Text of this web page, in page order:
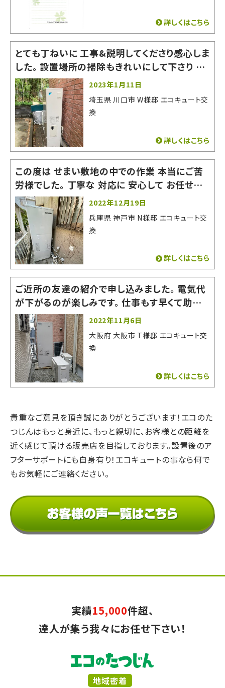
詳しくはこちら
とても丁ねいに 工事&説明してくださり感心しま
した。 設置場所の掃除もきれいにして下さり あ
りがたかったです。 とても良い会社でした。お世
話になりました。
2023年1月11日
埼玉県 川口市 W様邸 エコキュート交
換
詳しくはこちら
この度は せまい敷地の中での作業 本当にご苦
労様でした。 丁寧な 対応に 安心して お任せす
る事が できました。 またの機会がありましたら
よろしくお願いいたします。 有難うございました。
2022年12月19日
兵庫県 神戸市 N様邸 エコキュート交
換
詳しくはこちら
ご近所の友達の紹介で申し込みました。 電気代
が下がるのが楽しみです。 仕事もす早くて助かり
ました。
2022年11月6日
大阪府 大阪市 T様邸 エコキュート交
換
詳しくはこちら
貴重なご意見を頂き誠にありがとうございます！ エコのた
つじんはもっと身近に、もっと親切に、お客様との距離を
近く感じて頂ける販売店を目指しております。設置後のア
フターサポートにも自身有り！ エコキュートの事なら何で
もお気軽にご連絡ください。
実績15,000件超、
達人が集う我々にお任せ下さい！
地域密着